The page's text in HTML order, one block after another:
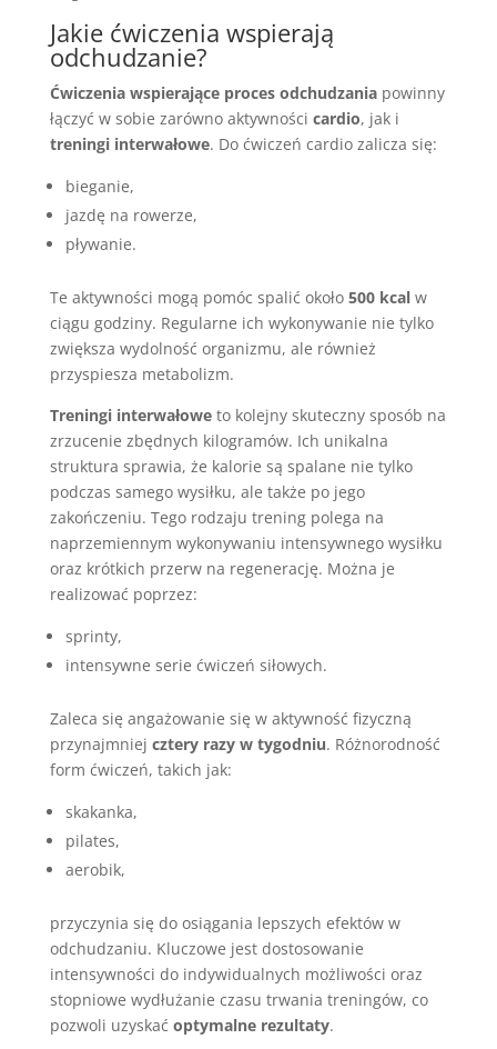
Jakie ćwiczenia wspierają
odchudzanie?
Ćwiczenia wspierające proces odchudzaniapowinny
łączyć w sobie zarówno aktywności cardio, jak i
treningi interwałowe. Do ćwiczeń cardio zalicza się:
bieganie,
jazdę na rowerze,
pływanie.
Te aktywności mogą pomóc spalić około 500 kcalw
ciągu godziny. Regularne ich wykonywanie nie tylko
zwiększa wydolność organizmu, ale również
przyspiesza metabolizm.
Treningi interwałoweto kolejny skuteczny sposób na
zrzucenie zbędnych kilogramów. Ich unikalna
struktura sprawia, że kalorie są spalane nie tylko
podczas samego wysiłku, ale także po jego
zakończeniu. Tego rodzaju trening polega na
naprzemiennym wykonywaniu intensywnego wysiłku
oraz krótkich przerw na regenerację. Można je
realizować poprzez:
sprinty,
intensywne serie ćwiczeń siłowych.
Zaleca się angażowanie się w aktywność fizyczną
przynajmniej cztery razy w tygodniu. Różnorodność
form ćwiczeń, takich jak:
skakanka,
pilates,
aerobik,
przyczynia się do osiągania lepszych efektów w
odchudzaniu. Kluczowe jest dostosowanie
intensywności do indywidualnych możliwości oraz
stopniowe wydłużanie czasu trwania treningów, co
pozwoli uzyskać optymalne rezultaty.